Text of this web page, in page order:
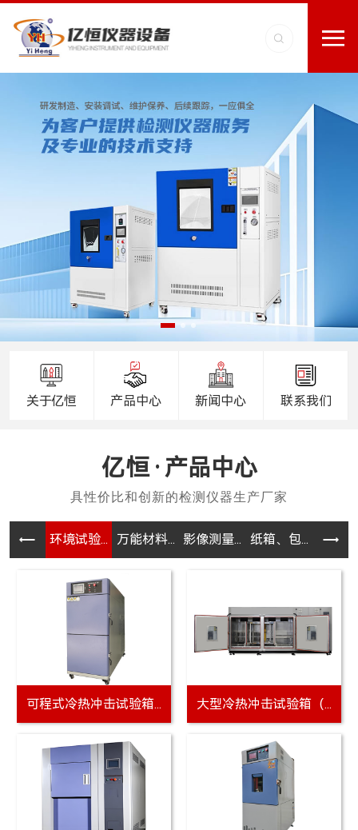
关于亿恒 产品中心 新闻中心 联系我们
产品中心
环境试验... 万能材料... 影像测量... 纸箱、包... 电器
YH-9003WA万... YH-9002C剥离...